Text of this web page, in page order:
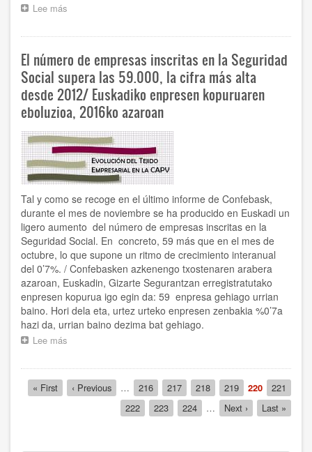
Lee más
con
secretario
general
de
CCOO
Ignacio
Fernández
Toxo
El número de empresas inscritas en la Seguridad
Social supera las 59.000, la cifra más alta
desde 2012/ Euskadiko enpresen kopuruaren
eboluzioa, 2016ko azaroan
Tal y como se recoge en el último informe de Confebask,
durante el mes de noviembre se ha producido en Euskadi un
ligero aumento del número de empresas inscritas en la
Seguridad Social. En concreto, 59 más que en el mes de
octubre, lo que supone un ritmo de crecimiento interanual
del 0’7%. / Confebasken azkenengo txostenaren arabera
azaroan, Euskadin, Gizarte Segurantzan erregistratutako
enpresen kopurua igo egin da: 59 enpresa gehiago urrian
baino. Hori dela eta, urtez urteko enpresen zenbakia %0’7a
hazi da, urrian baino dezima bat gehiago.
Lee más
de
empresas
Paginación
Primera
página
« First
Página
anterior
‹ Previous … Página
216 Página
217 Página
218 Página
219
Página
actual
220 Página
221
Página
222 Página
223 Página
224 …
Siguiente
página
Next ›
Última
página
Last »